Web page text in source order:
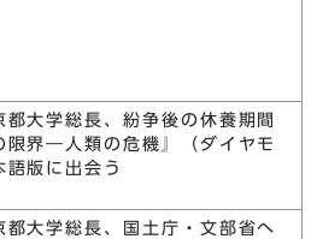
大学総長、紛争後の休養期間
限界―人類の危機』（ダイヤモ
語版に出会う
大学総長、国土庁・文部省へ